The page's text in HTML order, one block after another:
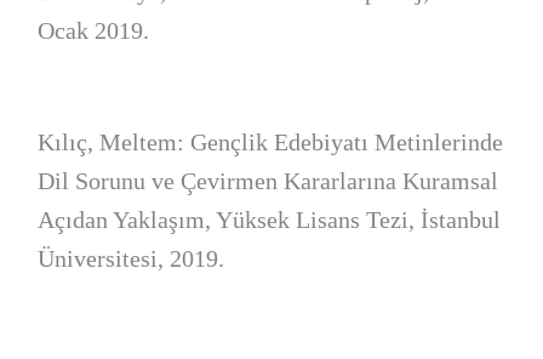
Ocak 2019.
Kılıç, Meltem: Gençlik Edebiyatı Metinlerinde
Dil Sorunu ve Çevirmen Kararlarına Kuramsal
Açıdan Yaklaşım, Yüksek Lisans Tezi, İstanbul
Üniversitesi, 2019.